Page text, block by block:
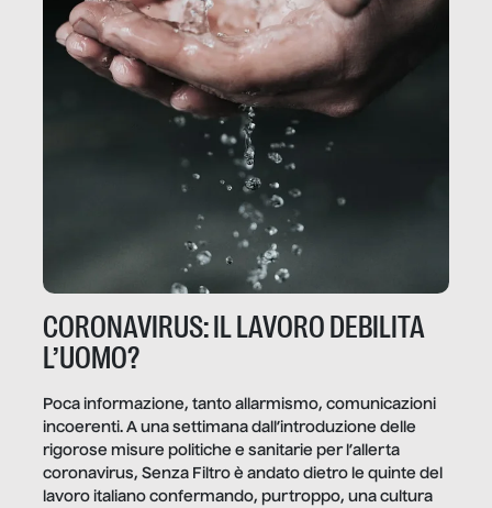
CORONAVIRUS: IL LAVORO DEBILITA
L’UOMO?
Poca informazione, tanto allarmismo, comunicazioni
incoerenti. A una settimana dall’introduzione delle
rigorose misure politiche e sanitarie per l’allerta
coronavirus, Senza Filtro è andato dietro le quinte del
lavoro italiano confermando, purtroppo, una cultura